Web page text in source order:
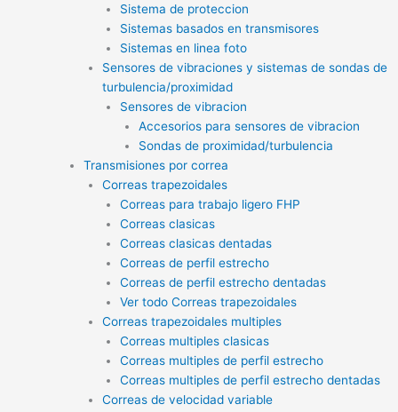
Sistema de proteccion
Sistemas basados en transmisores
Sistemas en linea foto
Sensores de vibraciones y sistemas de sondas de
turbulencia/proximidad
Sensores de vibracion
Accesorios para sensores de vibracion
Sondas de proximidad/turbulencia
Transmisiones por correa
Correas trapezoidales
Correas para trabajo ligero FHP
Correas clasicas
Correas clasicas dentadas
Correas de perfil estrecho
Correas de perfil estrecho dentadas
Ver todo Correas trapezoidales
Correas trapezoidales multiples
Correas multiples clasicas
Correas multiples de perfil estrecho
Correas multiples de perfil estrecho dentadas
Correas de velocidad variable